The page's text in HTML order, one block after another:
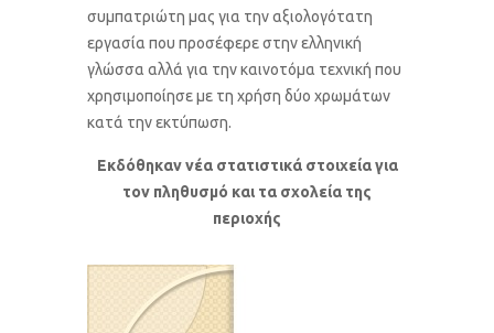
συμπατριώτη μας για την αξιολογότατη
εργασία που προσέφερε στην ελληνική
γλώσσα αλλά για την καινοτόμα τεχνική που
χρησιμοποίησε με τη χρήση δύο χρωμάτων
κατά την εκτύπωση.
Εκδόθηκαν νέα στατιστικά στοιχεία για
τον πληθυσμό και τα σχολεία της
περιοχής